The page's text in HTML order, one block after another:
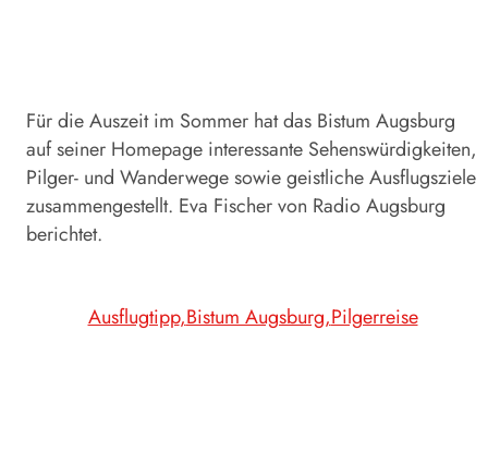
Für die Auszeit im Sommer hat das Bistum Augsburg
auf seiner Homepage interessante Sehenswürdigkeiten,
Pilger- und Wanderwege sowie geistliche Ausflugsziele
zusammengestellt. Eva Fischer von Radio Augsburg
berichtet.
Ausflugtipp Bistum Augsburg Pilgerreise